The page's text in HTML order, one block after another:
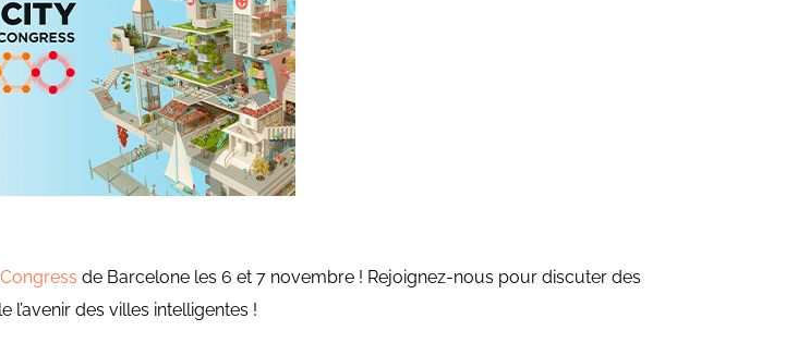
de Barcelone les 6 et 7 novembre ! Rejoignez-nous pour discuter des
des villes intelligentes !